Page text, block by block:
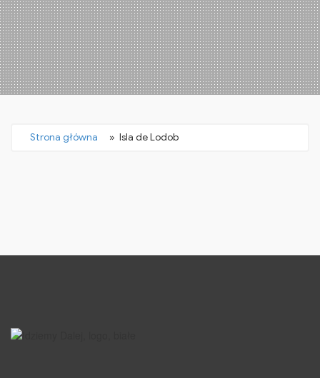
Strona główna » Isla de Lodob